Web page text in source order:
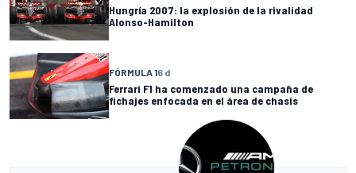
Hungría 2007: la explosión de la rivalidad
Alonso-Hamilton
FÓRMULA 16 d
Ferrari F1 ha comenzado una campaña de
fichajes enfocada en el área de chasis